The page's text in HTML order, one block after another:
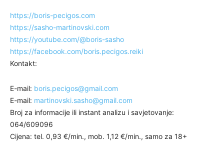
https://boris-pecigos.com
https://sasho-martinovski.com
https://youtube.com/@boris-sasho
https://facebook.com/boris.pecigos.reiki
Kontakt:
E-mail: boris.pecigos@gmail.com
E-mail: martinovski.sasho@gmail.com
Broj za informacije ili instant analizu i savjetovanje:
064/609096
Cijena: tel. 0,93 €/min., mob. 1,12 €/min., samo za 18+